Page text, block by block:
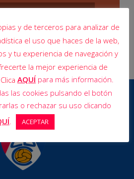
y de terceros para analizar de
el uso que haces de la web,
y tu experiencia de navegación y
la mejor experiencia de
AQUÍ para más información.
las cookies pulsando el botón
o rechazar su uso clicando
. ACEPTAR